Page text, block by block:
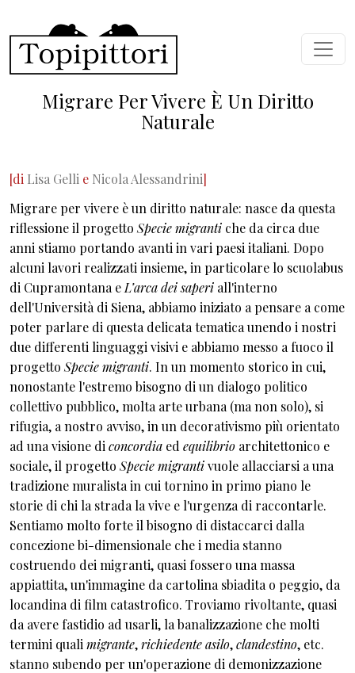
Migrare Per Vivere È Un Diritto
Naturale
[di Lisa Gelli e Nicola Alessandrini]
Migrare per vivere è un diritto naturale: nasce da questa
riflessione il progetto Specie migranti che da circa due
anni stiamo portando avanti in vari paesi italiani. Dopo
alcuni lavori realizzati insieme, in particolare lo scuolabus
di Cupramontana e L’arca dei saperi all'interno
dell'Università di Siena, abbiamo iniziato a pensare a come
poter parlare di questa delicata tematica unendo i nostri
due differenti linguaggi visivi e abbiamo messo a fuoco il
progetto Specie migranti. In un momento storico in cui,
nonostante l'estremo bisogno di un dialogo politico
collettivo pubblico, molta arte urbana (ma non solo), si
rifugia, a nostro avviso, in un decorativismo più orientato
ad una visione di concordia ed equilibrio architettonico e
sociale, il progetto Specie migrantivuole allacciarsi a una
tradizione muralista in cui tornino in primo piano le
storie di chi la strada la vive e l'urgenza di raccontarle.
Sentiamo molto forte il bisogno di distaccarci dalla
concezione bi-dimensionale che i media stanno
costruendo dei migranti, quasi fossero una massa
appiattita, un'immagine da cartolina sbiadita o peggio, da
locandina di film catastrofico. Troviamo rivoltante, quasi
da avere fastidio ad usarli, la banalizzazione che molti
termini quali migrante,richiedente asilo,clandestino, etc.
stanno subendo per un'operazione di demonizzazione